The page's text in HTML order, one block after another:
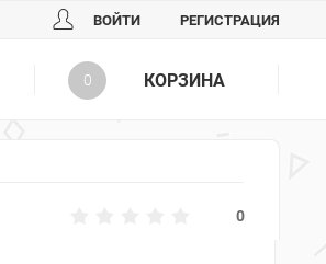
ВОЙТИ РЕГИСТРАЦИЯ
0 КОРЗИНА
0